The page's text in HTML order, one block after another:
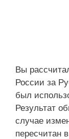
Вы
России за
был
Результат
случае
пересчитан